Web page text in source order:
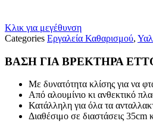
Κλικ για μεγέθυνση
Categories Εργαλεία Καθαρισμού,
ΒΑΣΗ ΓΙΑ ΒΡΕΚΤΗΡΑ
Με δυνατότητα κλίσης για να
Από αλουμίνιο κι ανθεκτικό
Κατάλληλη για όλα τα
Διαθέσιμο σε διαστάσεις 35cm